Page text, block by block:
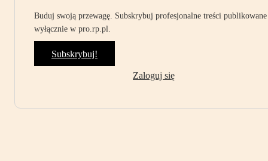
Buduj swoją przewagę. Subskrybuj profesjonalne treści publikowane
wyłącznie w pro.rp.pl.
Subskrybuj!
Zaloguj się